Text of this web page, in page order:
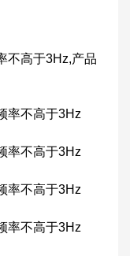
不高于3Hz,产品